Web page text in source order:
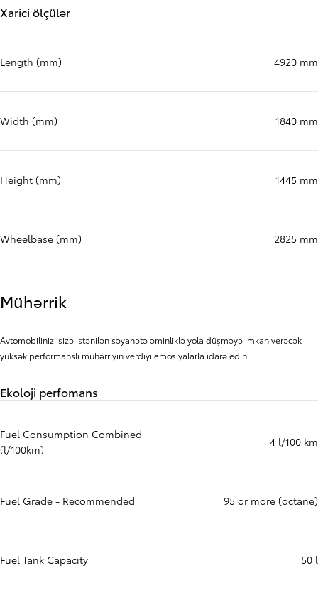
Xarici ölçülər
Length (mm) 4920 mm
Width (mm) 1840 mm
Height (mm) 1445 mm
Wheelbase (mm) 2825 mm
Mühərrik
Avtomobilinizi sizə istənilən səyahətə əminliklə yola düşməyə imkan verəcək
yüksək performanslı mühərriyin verdiyi emosiyalarla idarə edin.
Ekoloji perfomans
Fuel Consumption Combined
(l/100km)
4 l/100 km
Fuel Grade - Recommended 95 or more (octane)
Fuel Tank Capacity 50 l